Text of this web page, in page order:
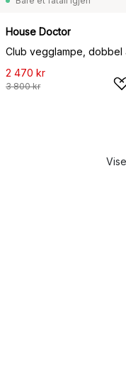
House Doctor
Club vegglampe, dobbel
2 470 kr
3 800 kr